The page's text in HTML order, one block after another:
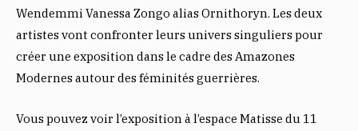
Wendemmi Vanessa Zongo alias Ornithoryn. Les deux
artistes vont confronter leurs univers singuliers pour
créer une exposition dans le cadre des Amazones
Modernes autour des féminités guerrières.
Vous pouvez voir l’exposition à l’espace Matisse du 11